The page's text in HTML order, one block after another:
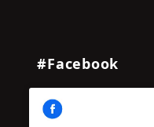
#Facebook